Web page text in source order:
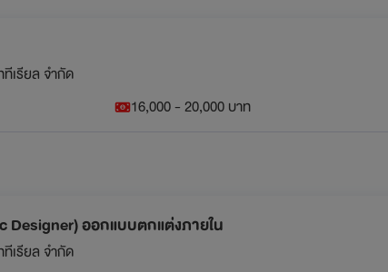
เรียล จำกัด
16,000 - 20,000 บาท
Designer) ออกแบบตกแต่งภายใน
เรียล จำกัด